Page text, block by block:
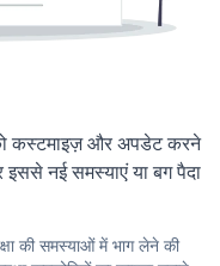
कस्टमाइज़ और अपडेट करने
नई समस्याएं या बग पैदा
की समस्याओं में भाग लेने की